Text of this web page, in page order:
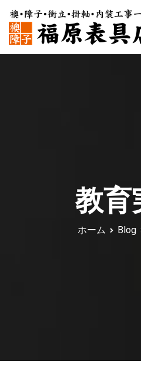
福原表具店
教育
ホーム Blog